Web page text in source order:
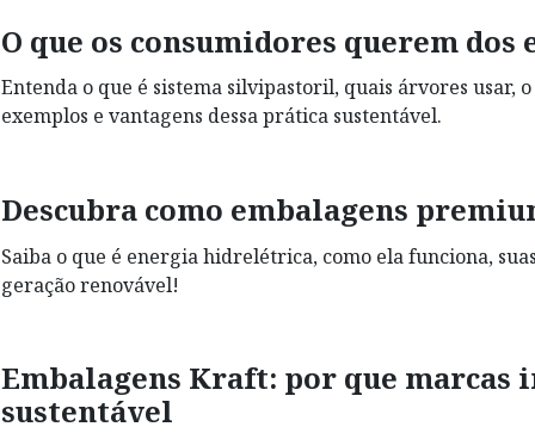
O que os consumidores querem
Entenda o que é sistema silvipastoril, quais árvores usar,
exemplos e vantagens dessa prática sustentável.
Descubra como embalagens
Saiba o que é energia hidrelétrica, como ela funciona,
geração renovável!
Embalagens Kraft: por que marcas
sustentável